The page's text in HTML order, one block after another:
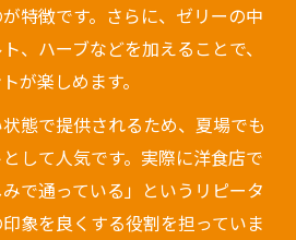
特徴です。さらに、ゼリーの中
、ハーブなどを加えることで、
が楽しめます。
態で提供されるため、夏場でも
して人気です。実際に洋食店で
みで通っている」というリピータ
象を良くする役割を担っていま